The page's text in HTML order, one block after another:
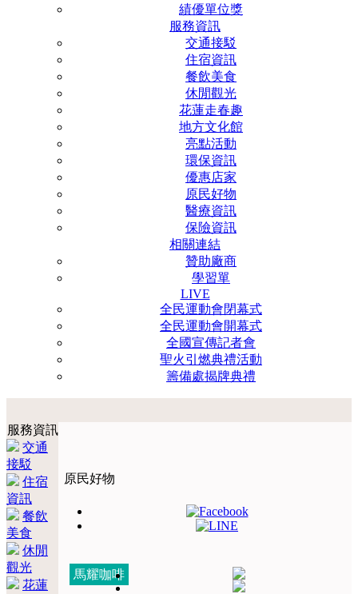
績優單位獎
服務資訊
交通接駁
住宿資訊
餐飲美食
休閒觀光
花蓮走春趣
地方文化館
亮點活動
環保資訊
優惠店家
原民好物
醫療資訊
保險資訊
相關連結
贊助廠商
學習單
LIVE
全民運動會閉幕式
全民運動會開幕式
全國宣傳記者會
聖火引燃典禮活動
籌備處揭牌典禮
服務資訊
交通
接駁
住宿
資訊
餐飲
美食
休閒
觀光
花蓮
原民好物
馬耀咖啡